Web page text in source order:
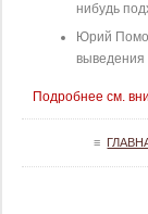
нибудь
Юрий
выведения
Подробнее см.
≡